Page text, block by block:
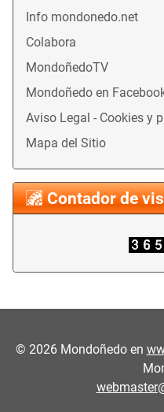
Info mondonedo.net
Colabora
MondoñedoTV
Mondoñedo en
Aviso Legal - Cookies y
Mapa del Sitio
Contador de
© 2026Mondoñedo en